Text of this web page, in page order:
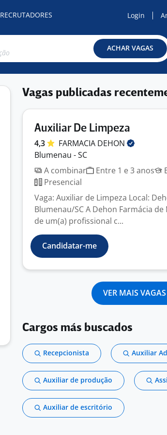
RECRUTADORES Login
ACHAR VAGAS
Vagas publicadas
Auxiliar De Limpeza
4,3 FARMACIA DEHON
Blumenau - SC
A combinar
Entre 1 e 3 anos
Presencial
Vaga: Auxiliar de Limpeza Local:
Blumenau/SC A Dehon Farmácia
de um(a) profissional c...
Candidatar-me
VER MAIS VAGAS
Cargos más buscados
Recepcionista Auxiliar
Auxiliar de produção
Auxiliar de escritório